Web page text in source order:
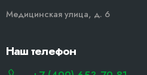
Медицинская улица, д. 6
Наш телефон